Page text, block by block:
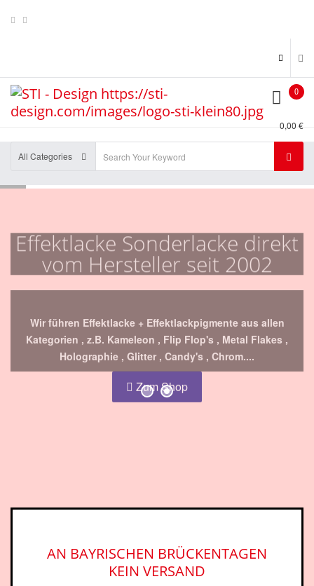
0
0,00 €
All Categories
Effektlacke Sonderlacke direkt
vom Hersteller seit 2002
Wir führen Effektlacke + Effektlackpigmente aus allen
Holographie , Glitter , Candy's , Chrom....
Zum Shop
AN BAYRISCHEN BRÜCKENTAGEN
KEIN VERSAND